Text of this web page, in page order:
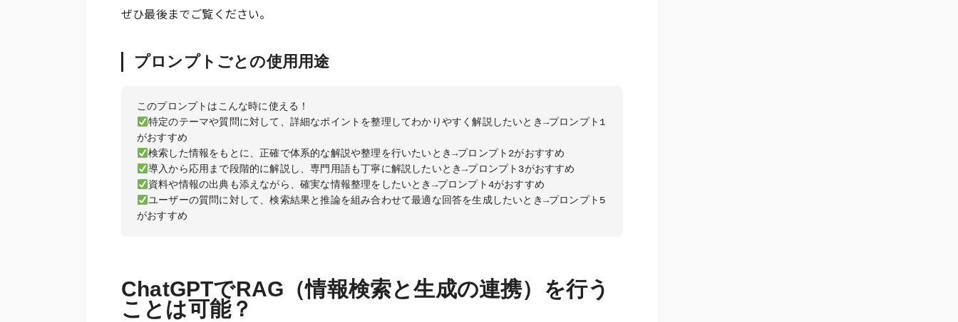
ぜひ最後までご覧ください。
プロンプトごとの使用用途
このプロンプトはこんな時に使える！
特定のテーマや質問に対して、詳細なポイントを整理してわかりやすく解説したいとき→プロンプト1
がおすすめ
検索した情報をもとに、正確で体系的な解説や整理を行いたいとき→プロンプト2がおすすめ
導入から応用まで段階的に解説し、専門用語も丁寧に解説したいとき→プロンプト3がおすすめ
資料や情報の出典も添えながら、確実な情報整理をしたいとき→プロンプト4がおすすめ
ユーザーの質問に対して、検索結果と推論を組み合わせて最適な回答を生成したいとき→プロンプト5
がおすすめ
ChatGPTでRAG（情報検索と生成の連携）を行う
ことは可能？